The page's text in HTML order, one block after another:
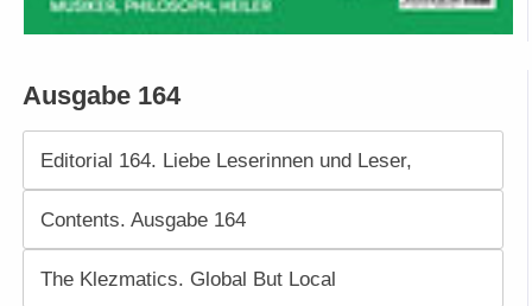
Ausgabe 164
Editorial 164. Liebe Leserinnen und Leser,
Contents. Ausgabe 164
The Klezmatics. Global But Local